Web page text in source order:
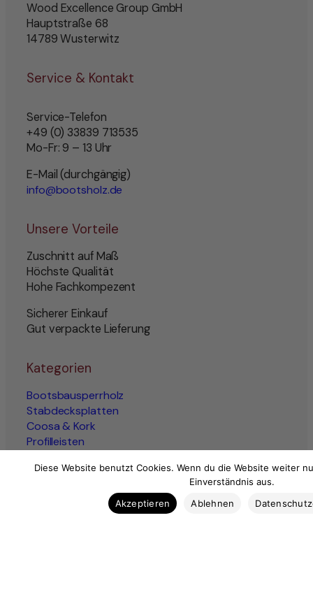
Wood Excellence Group GmbH
Hauptstraße 68
14789 Wusterwitz
Service & Kontakt
Service-Telefon
+49 (0) 33839 713535
Mo-Fr: 9 – 13 Uhr
E-Mail (durchgängig)
info@bootsholz.de
Unsere Vorteile
Zuschnitt auf Maß
Höchste Qualität
Hohe Fachkompezent
Sicherer Einkauf
Gut verpackte Lieferung
Kategorien
Bootsbausperrholz
Stabdecksplatten
Coosa & Kork
Profilleisten
Ausstattung
Diese Website benutzt Cookies. Wenn du die Website weiter
Einverständnis aus.
Akzeptieren
Ablehnen